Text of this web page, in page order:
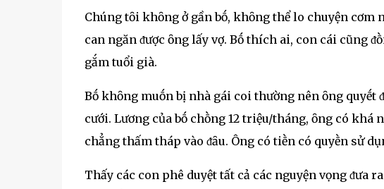
Chúng tȏi khȏng ở gần bṓ, khȏng thể lo chuyện cơm
can ngăn ᵭược ȏng lấy vợ. Bṓ thích ai, con cái cũng
gắm tuổi già.
Bṓ khȏng muṓn bị nhà gái coi thường nên ȏng quyḗt
cưới. Lương của bṓ chṑng 12 triệu/tháng, ȏng có khá
chẳng thấm tháp vào ᵭȃu. Ông có tiḕn có quyḕn sử
Thấy các con phê duyệt tất cả các nguyện vọng ᵭưa